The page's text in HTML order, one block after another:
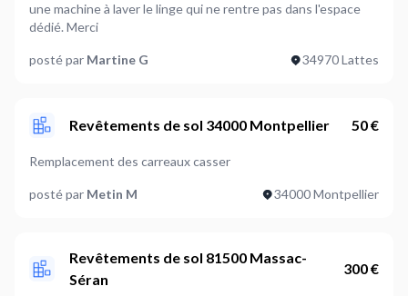
une machine à laver le linge qui ne rentre pas dans l'espace
dédié. Merci
posté par Martine G 34970 Lattes
Revêtements de sol 34000 Montpellier 50 €
Remplacement des carreaux casser
posté par Metin M 34000 Montpellier
Revêtements de sol 81500 Massac-
Séran
300 €